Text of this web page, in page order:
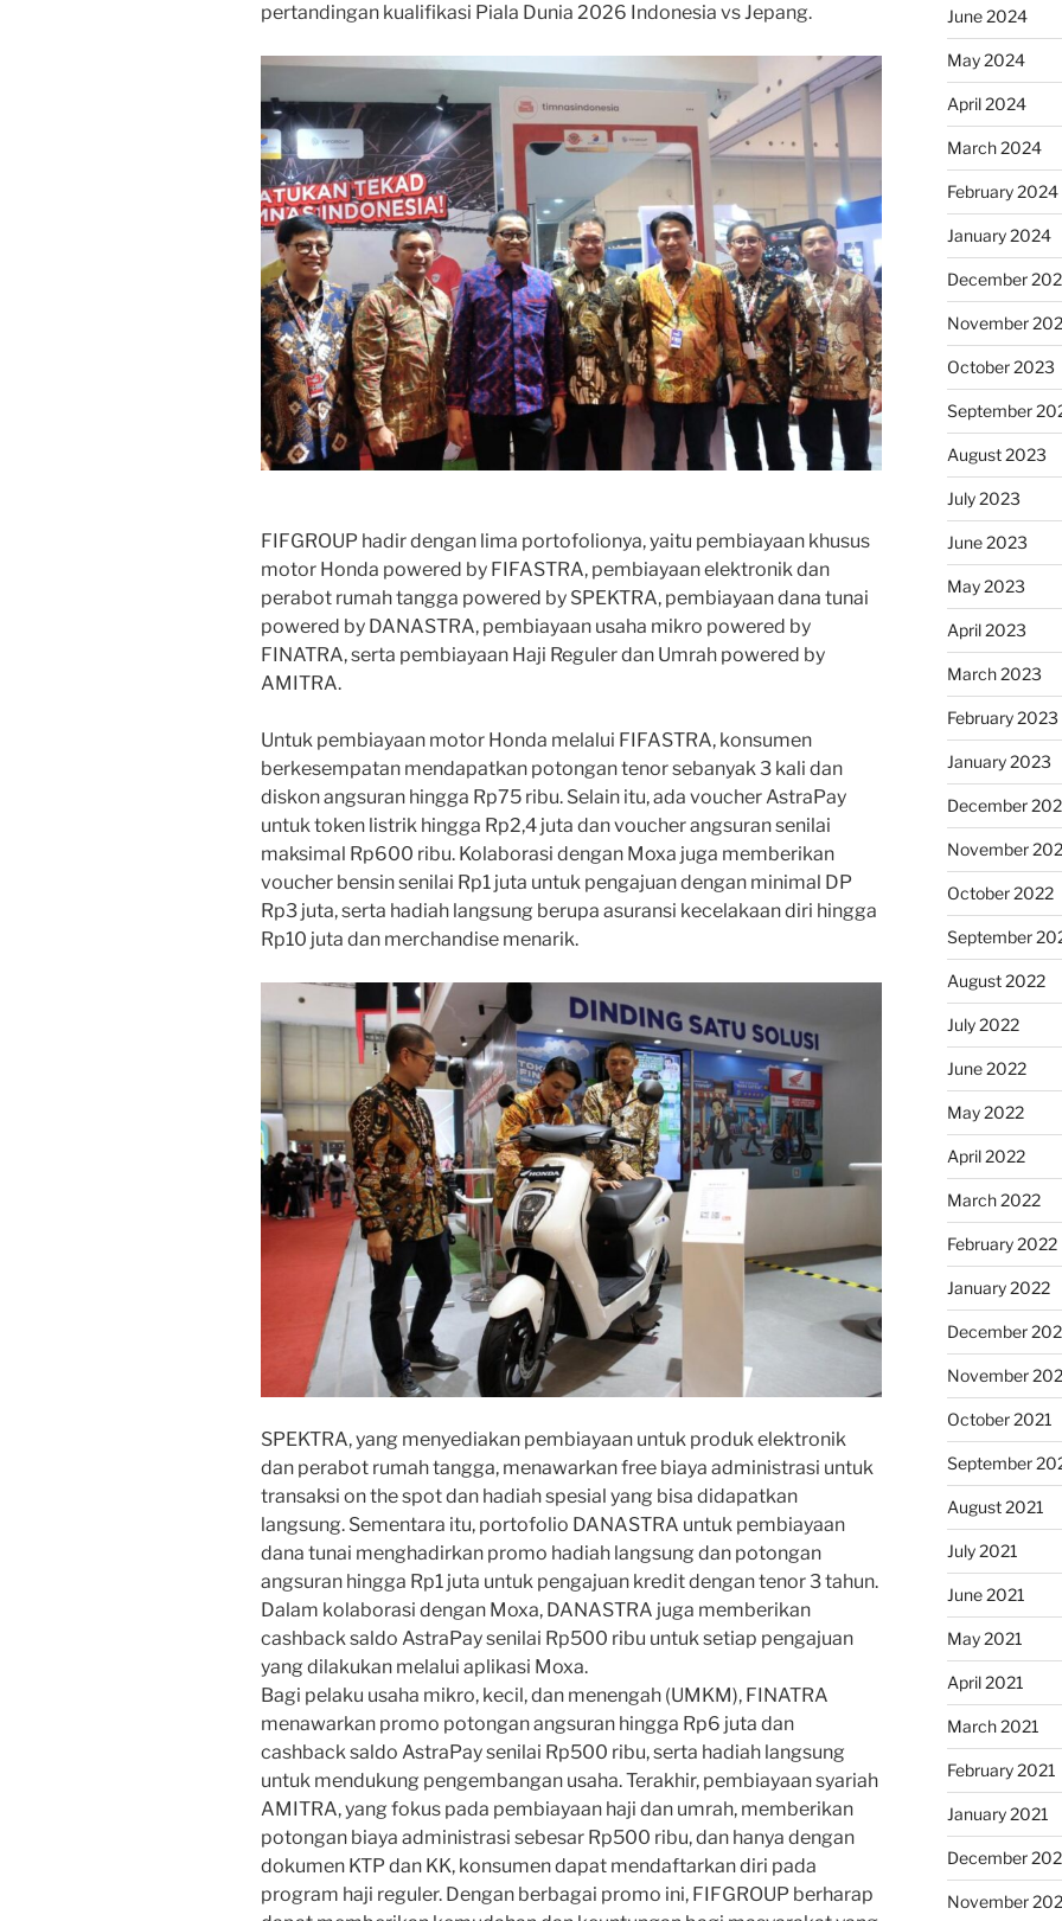
pertandingan kualifikasi Piala Dunia 2026 Indonesia vs Jepang.
FIFGROUP hadir dengan lima portofolionya, yaitu pembiayaan khusus
motor Honda powered by FIFASTRA, pembiayaan elektronik dan
perabot rumah tangga powered by SPEKTRA, pembiayaan dana tunai
powered by DANASTRA, pembiayaan usaha mikro powered by
FINATRA, serta pembiayaan Haji Reguler dan Umrah powered by
AMITRA.
Untuk pembiayaan motor Honda melalui FIFASTRA, konsumen
berkesempatan mendapatkan potongan tenor sebanyak 3 kali dan
diskon angsuran hingga Rp75 ribu. Selain itu, ada voucher AstraPay
untuk token listrik hingga Rp2,4 juta dan voucher angsuran senilai
maksimal Rp600 ribu. Kolaborasi dengan Moxa juga memberikan
voucher bensin senilai Rp1 juta untuk pengajuan dengan minimal DP
Rp3 juta, serta hadiah langsung berupa asuransi kecelakaan diri hingga
Rp10 juta dan merchandise menarik.
SPEKTRA, yang menyediakan pembiayaan untuk produk elektronik
dan perabot rumah tangga, menawarkan free biaya administrasi untuk
transaksi on the spot dan hadiah spesial yang bisa didapatkan
langsung. Sementara itu, portofolio DANASTRA untuk pembiayaan
dana tunai menghadirkan promo hadiah langsung dan potongan
angsuran hingga Rp1 juta untuk pengajuan kredit dengan tenor 3 tahun.
Dalam kolaborasi dengan Moxa, DANASTRA juga memberikan
cashback saldo AstraPay senilai Rp500 ribu untuk setiap pengajuan
yang dilakukan melalui aplikasi Moxa.
Bagi pelaku usaha mikro, kecil, dan menengah (UMKM), FINATRA
menawarkan promo potongan angsuran hingga Rp6 juta dan
cashback saldo AstraPay senilai Rp500 ribu, serta hadiah langsung
untuk mendukung pengembangan usaha. Terakhir, pembiayaan syariah
AMITRA, yang fokus pada pembiayaan haji dan umrah, memberikan
potongan biaya administrasi sebesar Rp500 ribu, dan hanya dengan
dokumen KTP dan KK, konsumen dapat mendaftarkan diri pada
program haji reguler. Dengan berbagai promo ini, FIFGROUP berharap
June 2024
May 2024
April 2024
March 2024
February 2024
January 2024
December
November
October 2023
September
August 2023
July 2023
June 2023
May 2023
April 2023
March 2023
February 2023
January 2023
December
November
October 2022
September
August 2022
July 2022
June 2022
May 2022
April 2022
March 2022
February 2022
January 2022
December
November
October 2021
September
August 2021
July 2021
June 2021
May 2021
April 2021
March 2021
February 2021
January 2021
December
November